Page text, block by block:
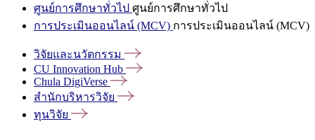
ศูนย์การศึกษาทั่วไป ศูนย์การศึกษาทั่วไป
การประเมินออนไลน์ (MCV) การประเมินออนไลน์ (MCV)
วิจัยและนวัตกรรม
CU Innovation Hub
Chula DigiVerse
สำนักบริหารวิจัย
ทุนวิจัย